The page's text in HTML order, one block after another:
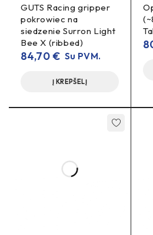
Grandinės standartas:
Žvaigždutės: 13T (variklis)
(jackshaft/redukcinis
Medžiagos:grūdintas
„bolt-on“;
GUTS Racing gripper
pokrowiec na
siedzenie Surron Light
Bee X (ribbed)
84,70€ Su PVM.
Į KREPŠELĮ